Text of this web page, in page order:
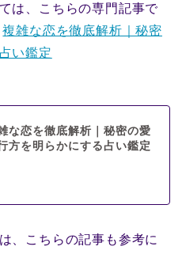
は、こちらの専門記事で
複雑な恋を徹底解析｜秘密
い鑑定
な恋を徹底解析｜秘密の愛
方を明らかにする占い鑑定
、こちらの記事も参考に